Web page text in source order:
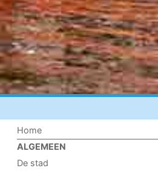
Home
ALGEMEEN
De stad